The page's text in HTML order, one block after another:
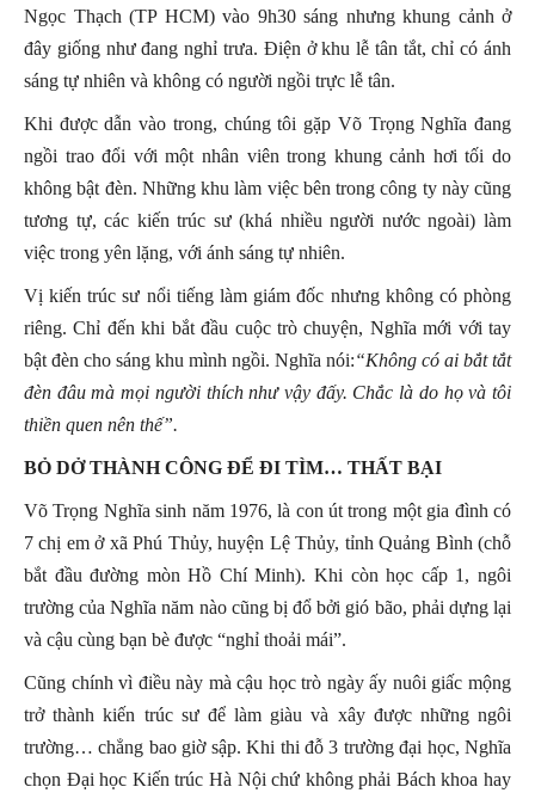
Ngọc Thạch (TP HCM) vào 9h30 sáng nhưng khung cảnh ở
đây giống như đang nghỉ trưa. Điện ở khu lễ tân tắt, chỉ có ánh
sáng tự nhiên và không có người ngồi trực lễ tân.
Khi được dẫn vào trong, chúng tôi gặp Võ Trọng Nghĩa đang
ngồi trao đổi với một nhân viên trong khung cảnh hơi tối do
không bật đèn. Những khu làm việc bên trong công ty này cũng
tương tự, các kiến trúc sư (khá nhiều người nước ngoài) làm
việc trong yên lặng, với ánh sáng tự nhiên.
Vị kiến trúc sư nổi tiếng làm giám đốc nhưng không có phòng
riêng. Chỉ đến khi bắt đầu cuộc trò chuyện, Nghĩa mới với tay
bật đèn cho sáng khu mình ngồi. Nghĩa nói:“Không có ai bắt tắt
đèn đâu mà mọi người thích như vậy đấy. Chắc là do họ và tôi
thiền quen nên thế”.
BỎ DỞ THÀNH CÔNG ĐỂ ĐI TÌM… THẤT BẠI
Võ Trọng Nghĩa sinh năm 1976, là con út trong một gia đình có
7 chị em ở xã Phú Thủy, huyện Lệ Thủy, tỉnh Quảng Bình (chỗ
bắt đầu đường mòn Hồ Chí Minh). Khi còn học cấp 1, ngôi
trường của Nghĩa năm nào cũng bị đổ bởi gió bão, phải dựng lại
và cậu cùng bạn bè được “nghỉ thoải mái”.
Cũng chính vì điều này mà cậu học trò ngày ấy nuôi giấc mộng
trở thành kiến trúc sư để làm giàu và xây được những ngôi
trường… chẳng bao giờ sập. Khi thi đỗ 3 trường đại học, Nghĩa
chọn Đại học Kiến trúc Hà Nội chứ không phải Bách khoa hay